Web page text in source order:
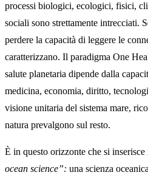
processi biologici, ecologici, fisici,
sociali sono strettamente intrecciati.
perdere la capacità di leggere le
caratterizzano. Il paradigma One
salute planetaria dipende dalla
medicina, economia, diritto,
visione unitaria del sistema mare,
natura prevalgono sul resto.
È in questo orizzonte che si
ocean science”: una scienza